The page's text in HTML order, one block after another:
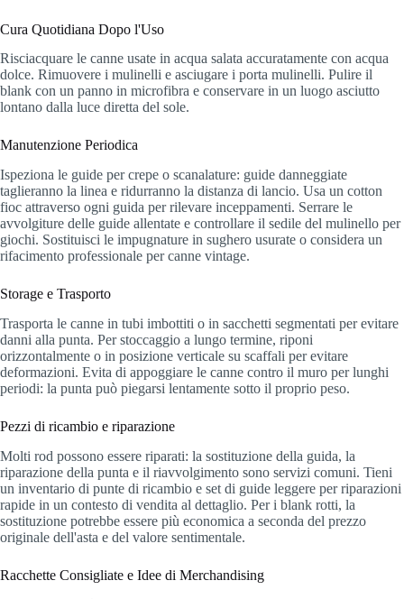
Cura Quotidiana Dopo l'Uso
Risciacquare le canne usate in acqua salata accuratamente con acqua
dolce. Rimuovere i mulinelli e asciugare i porta mulinelli. Pulire il
blank con un panno in microfibra e conservare in un luogo asciutto
lontano dalla luce diretta del sole.
Manutenzione Periodica
Ispeziona le guide per crepe o scanalature: guide danneggiate
taglieranno la linea e ridurranno la distanza di lancio. Usa un cotton
fioc attraverso ogni guida per rilevare inceppamenti. Serrare le
avvolgiture delle guide allentate e controllare il sedile del mulinello per
giochi. Sostituisci le impugnature in sughero usurate o considera un
rifacimento professionale per canne vintage.
Storage e Trasporto
Trasporta le canne in tubi imbottiti o in sacchetti segmentati per evitare
danni alla punta. Per stoccaggio a lungo termine, riponi
orizzontalmente o in posizione verticale su scaffali per evitare
deformazioni. Evita di appoggiare le canne contro il muro per lunghi
periodi: la punta può piegarsi lentamente sotto il proprio peso.
Pezzi di ricambio e riparazione
Molti rod possono essere riparati: la sostituzione della guida, la
riparazione della punta e il riavvolgimento sono servizi comuni. Tieni
un inventario di punte di ricambio e set di guide leggere per riparazioni
rapide in un contesto di vendita al dettaglio. Per i blank rotti, la
sostituzione potrebbe essere più economica a seconda del prezzo
originale dell'asta e del valore sentimentale.
Racchette Consigliate e Idee di Merchandising